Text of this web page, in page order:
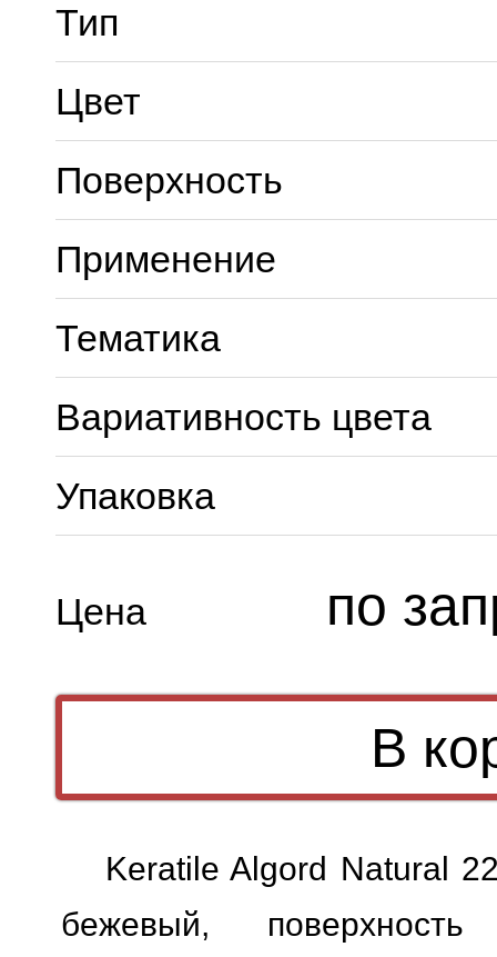
Тип
Цвет
Поверхность
Применение
Тематика
Вариативность цвета
Упаковка
Цена по
Keratile Algord Natural
бежевый,